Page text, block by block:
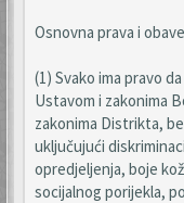
Osnovna prava i
(1) Svako ima pravo
Ustavom i zakonima
zakonima Distrikta,
uključujući
opredjeljenja, boje
socijalnog porijekla,